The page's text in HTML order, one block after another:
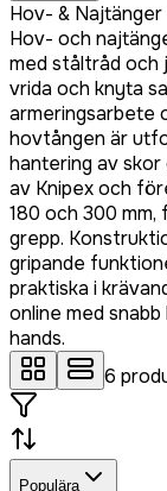
Hov- & Najtänger
Hov- och
med ståltråd och
vrida och knyta
armeringsarbete
hovtången är
hantering av skor
av Knipex och
180 och 300
grepp.
gripande
praktiska i
online med
hands.
6
Populära